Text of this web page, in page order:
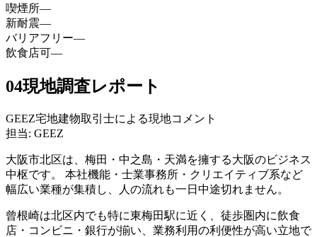
喫煙所—
新耐震—
バリアフリー—
飲食店可—
04現地調査レポート
GEEZ宅地建物取引士による現地コメント
担当: GEEZ
大阪市北区は、梅田・中之島・天満を擁する大阪のビジネス
中枢です。 本社機能・士業事務所・クリエイティブ系など
幅広い業種が集積し、人の流れも一日中途切れません。
曾根崎は北区内でも特に東梅田駅に近く、徒歩圏内に飲食
店・コンビニ・銀行が揃い、業務利用の利便性が高い立地で